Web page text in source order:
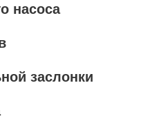
насоса
заслонки